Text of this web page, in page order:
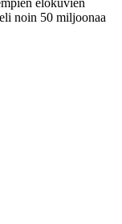
noin 50 miljoonaa